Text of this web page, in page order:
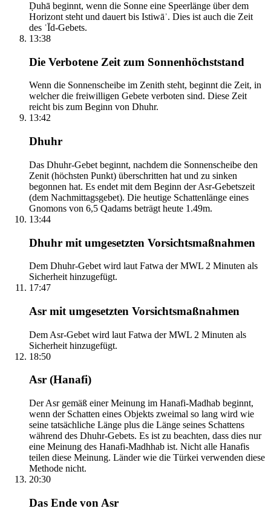
Ḍuhā beginnt, wenn die Sonne eine Speerlänge über dem
Horizont steht und dauert bis Istiwāʾ. Dies ist auch die Zeit
des ʿĪd-Gebets.
13:38
Die Verbotene Zeit zum Sonnenhöchststand
Wenn die Sonnenscheibe im Zenith steht, beginnt die Zeit, in
welcher die freiwilligen Gebete verboten sind. Diese Zeit
reicht bis zum Beginn von Dhuhr.
13:42
Dhuhr
Das Dhuhr-Gebet beginnt, nachdem die Sonnenscheibe den
Zenit (höchsten Punkt) überschritten hat und zu sinken
begonnen hat. Es endet mit dem Beginn der Asr-Gebetszeit
(dem Nachmittagsgebet). Die heutige Schattenlänge eines
Gnomons von 6,5 Qadams beträgt heute 1.49m.
13:44
Dhuhr mit umgesetzten Vorsichtsmaßnahmen
Dem Dhuhr-Gebet wird laut Fatwa der MWL 2 Minuten als
Sicherheit hinzugefügt.
17:47
Asr mit umgesetzten Vorsichtsmaßnahmen
Dem Asr-Gebet wird laut Fatwa der MWL 2 Minuten als
Sicherheit hinzugefügt.
18:50
Asr (Hanafi)
Der Asr gemäß einer Meinung im Hanafi-Madhab beginnt,
wenn der Schatten eines Objekts zweimal so lang wird wie
seine tatsächliche Länge plus die Länge seines Schattens
während des Dhuhr-Gebets. Es ist zu beachten, dass dies nur
eine Meinung des Hanafi-Madhhab ist. Nicht alle Hanafis
teilen diese Meinung. Länder wie die Türkei verwenden diese
Methode nicht.
20:30
Das Ende von Asr